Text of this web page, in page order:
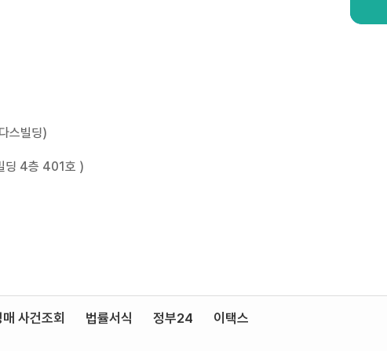
스빌딩)
딩 4층 401호 )
사건조회 법률서식 정부24
이택스